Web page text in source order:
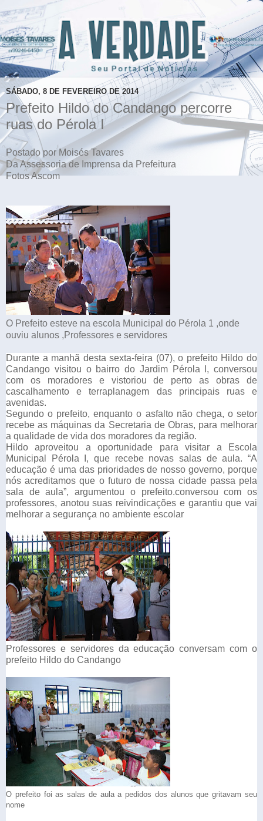
SÁBADO, 8 DE FEVEREIRO DE 2014
Prefeito Hildo do Candango percorre
ruas do Pérola I
Postado por Moisés Tavares
Da Assessoria de Imprensa da Prefeitura
Fotos Ascom
O Prefeito esteve na escola Municipal do Pérola 1 ,onde
ouviu alunos ,Professores e servidores
Durante a manhã desta sexta-feira (07), o prefeito Hildo do
Candango visitou o bairro do Jardim Pérola I, conversou
com os moradores e vistoriou de perto as obras de
cascalhamento e terraplanagem das principais ruas e
avenidas.
Segundo o prefeito, enquanto o asfalto não chega, o setor
recebe as máquinas da Secretaria de Obras, para melhorar
a qualidade de vida dos moradores da região.
Hildo aproveitou a oportunidade para visitar a Escola
Municipal Pérola I, que recebe novas salas de aula. “A
educação é uma das prioridades de nosso governo, porque
nós acreditamos que o futuro de nossa cidade passa pela
sala de aula”, argumentou o prefeito.conversou com os
professores, anotou suas reivindicações e garantiu que vai
melhorar a segurança no ambiente escolar
Professores e servidores da educação conversam com o
prefeito Hildo do Candango
O prefeito foi as salas de aula a pedidos dos alunos que gritavam seu
nome